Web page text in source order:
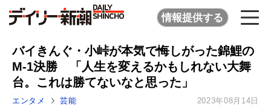
情報提供する
バイきんぐ・小峠が本気で悔しがった錦鯉の
M-1決勝 「人生を変えるかもしれない大舞
台。これは勝てないなと思った」
エンタメ 芸能 2023年08月14日